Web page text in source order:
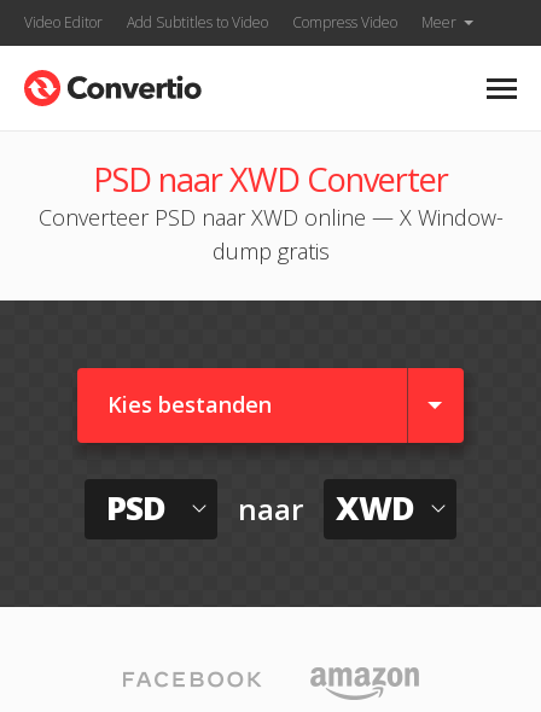
Video Editor Add Subtitles to Video Compress Video Meer
PSD naar XWD Converter
Converteer PSD naar XWD online — X Window-
dump gratis
Kies bestanden
PSD naar XWD